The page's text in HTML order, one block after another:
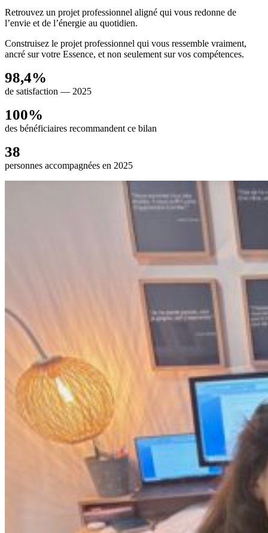
Retrouvez un projet professionnel aligné qui vous redonne de
l’envie et de l’énergie au quotidien.
Construisez le projet professionnel qui vous ressemble vraiment,
ancré sur votre Essence, et non seulement sur vos compétences.
98,4%
de satisfaction — 2025
100%
des bénéficiaires recommandent ce bilan
38
personnes accompagnées en 2025